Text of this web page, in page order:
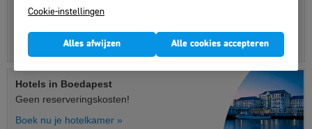
500+ Lijnvluchten en prijsvechters
Duidelijke prijzen, veilig online boeken
Binnen 5 minuten ontvang je je bevestiging.
Hotels in Boedapest
Geen reserveringskosten!
Boek nu je hotelkamer »
Cookie-instellingen
Alles afwijzen Alle cookies accepteren